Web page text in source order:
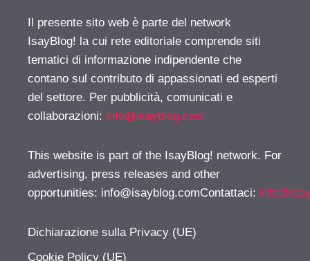
Il presente sito web è parte del network
IsayBlog! la cui rete editoriale comprende siti
tematici di informazione indipendente che
contano sul contributo di appassionati ed esperti
del settore. Per pubblicità, comunicati e
collaborazioni: info@isayblog.com
This website is part of the IsayBlog! network. For
advertising, press releases and other
opportunities: info@isayblog.comContattaci:
Dichiarazione sulla Privacy (UE)
Cookie Policy (UE)